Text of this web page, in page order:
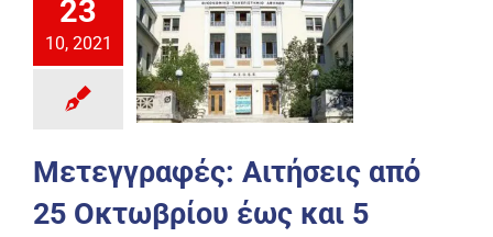
23
10, 2021
Μετεγγραφές: Αιτήσεις από
25 Οκτωβρίου έως και 5